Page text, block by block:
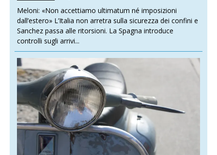
Meloni: «Non accettiamo ultimatum né imposizioni
dall’estero» L’Italia non arretra sulla sicurezza dei confini e
Sanchez passa alle ritorsioni. La Spagna introduce
controlli sugli arrivi...